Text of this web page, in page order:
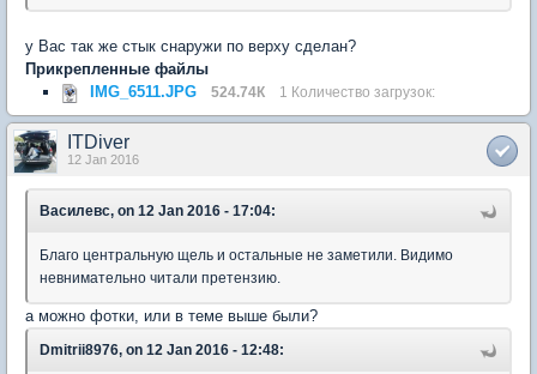
у Вас так же стык снаружи по верху сделан?
Прикрепленные файлы
IMG_6511.JPG
524.74К 1 Количество загрузок:
ITDiver
12 Jan 2016
Василевс, on 12 Jan 2016 - 17:04:
Благо центральную щель и остальные не заметили. Видимо
невнимательно читали претензию.
а можно фотки, или в теме выше были?
Dmitrii8976, on 12 Jan 2016 - 12:48: